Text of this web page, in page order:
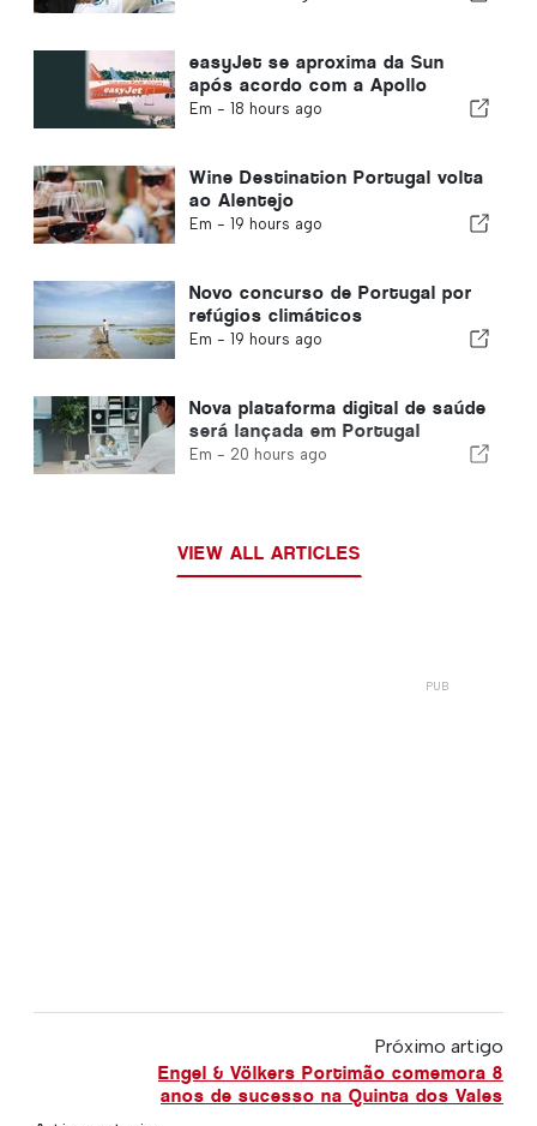
easyJet se aproxima da Sun
após acordo com a Apollo
Em - 18 hours ago
Wine Destination Portugal volta
ao Alentejo
Em - 19 hours ago
Novo concurso de Portugal por
refúgios climáticos
Em - 19 hours ago
Nova plataforma digital de saúde
será lançada em Portugal
Em - 20 hours ago
VIEW ALL ARTICLES
Próximo artigo
Engel & Völkers Portimão comemora 8
anos de sucesso na Quinta dos Vales